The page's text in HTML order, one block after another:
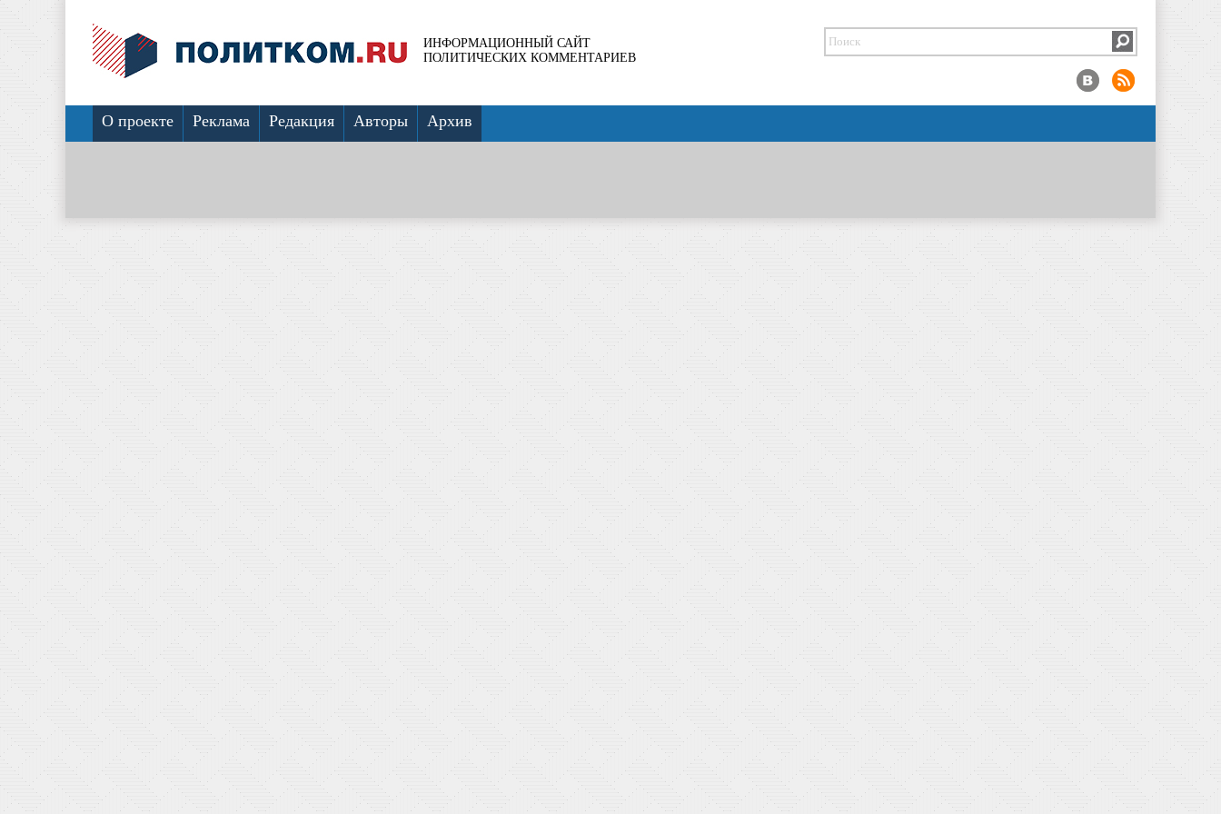
ИНФОРМАЦИОННЫЙ САЙТ
ПОЛИТИЧЕСКИХ КОММЕНТАРИЕВ
О проекте Реклама Редакция Авторы Архив